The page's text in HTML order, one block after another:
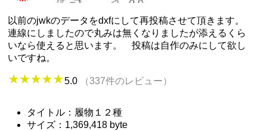
以前のjwkのデータをdxfにして再投稿させて頂きます。
連線にしましたので丸みは無くなりましたが添えるくら
いなら使えると思います。 投稿は自作のみにして欲し
いですね。
5.0 （337件のレビュー）
タイトル：履物１２種
サイズ：1,369,418 byte